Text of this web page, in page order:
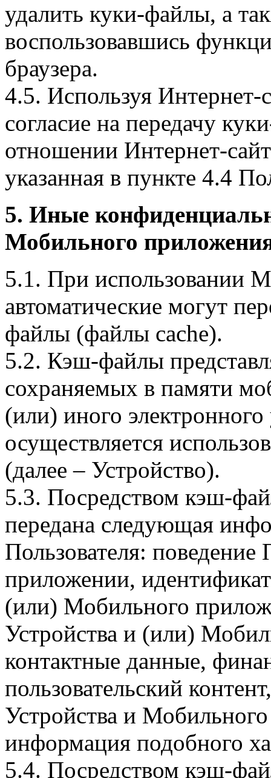
удалить куки-файлы, а
воспользовавшись
браузера.
4.5. Используя Интернет-
согласие на передачу
отношении Интернет-
указанная в пункте 4.4
5. Иные
Мобильного
5.1. При использовании
автоматические могут
файлы (файлы cache).
5.2. Кэш-файлы
сохраняемых в памяти
(или) иного электронного
осуществляется
(далее – Устройство).
5.3. Посредством кэш-
передана следующая
Пользователя:
приложении,
(или) Мобильного
Устройства и (или)
контактные данные,
пользовательский
Устройства и
информация подобного
5.4. Посредством кэш-